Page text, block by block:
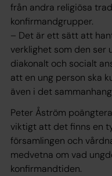
från andra religiösa
konfirmandgrupper.
– Det är ett sätt att
verklighet som den ser
diakonalt och socialt
att en ung person ska
även i det
Peter Åström
viktigt att det finns en
församlingen och
medvetna om vad
konfirmandtiden.